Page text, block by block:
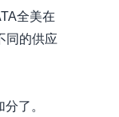
全美在
同的供应
了。